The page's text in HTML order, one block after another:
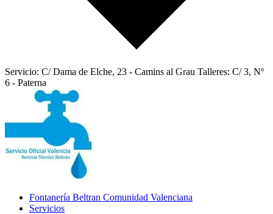
Servicio: C/ Dama de Elche, 23 - Camins al Grau Talleres: C/ 3, Nº
6 - Paterna
Fontanería Beltran Comunidad Valenciana
Servicios